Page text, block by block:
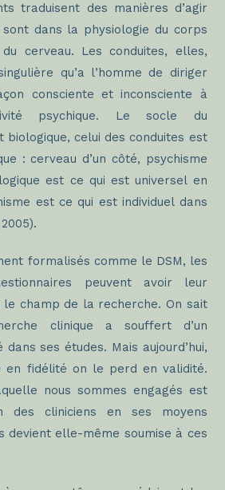
traduisent des manières d’agir
dans la physiologie du corps
cerveau. Les conduites, elles,
qu’a l’homme de diriger
consciente et inconsciente à
psychique. Le socle du
celui des conduites est
: cerveau d’un côté, psychisme
est ce qui est universel en
est ce qui est individuel dans
formalisés comme le DSM, les
peuvent avoir leur
le champ de la recherche. On sait
clinique a souffert d’un
ses études. Mais aujourd’hui,
en fidélité on le perd en validité.
nous sommes engagés est
des cliniciens en ses moyens
devient elle-même soumise à ces